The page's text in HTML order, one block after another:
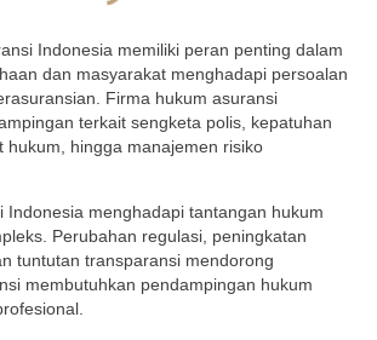
Indonesia memiliki peran penting dalam
dan masyarakat menghadapi persoalan
Firma hukum asuransi
terkait sengketa polis, kepatuhan
hukum, hingga manajemen risiko
Indonesia menghadapi tantangan hukum
Perubahan regulasi, peningkatan
tuntutan transparansi mendorong
membutuhkan pendampingan hukum